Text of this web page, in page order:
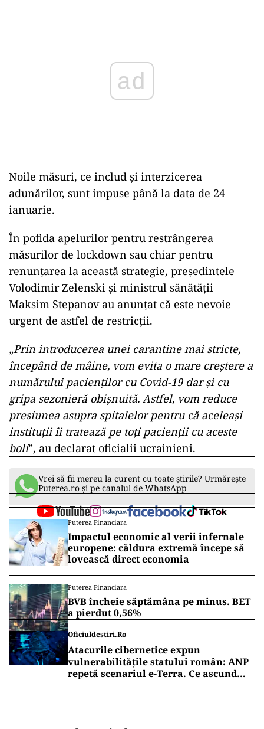
Noile măsuri, ce includ şi interzicerea
adunărilor, sunt impuse până la data de 24
ianuarie.
În pofida apelurilor pentru restrângerea
măsurilor de lockdown sau chiar pentru
renunţarea la această strategie, preşedintele
Volodimir Zelenski şi ministrul sănătăţii
Maksim Stepanov au anunţat că este nevoie
urgent de astfel de restricţii.
„Prin introducerea unei carantine mai stricte,
începând de mâine, vom evita o mare creştere a
numărului pacienţilor cu Covid-19 dar şi cu
gripa sezonieră obişnuită. Astfel, vom reduce
presiunea asupra spitalelor pentru că aceleaşi
instituţii îi tratează pe toţi pacienţii cu aceste
boli”, au declarat oficialii ucrainieni.
Vrei să fii mereu la curent cu toate știrile? Urmărește
Puterea.ro și pe canalul de WhatsApp
Puterea Financiara
Impactul economic al verii infernale
europene: căldura extremă începe să
lovească direct economia
Puterea Financiara
BVB încheie săptămâna pe minus. BET
a pierdut 0,56%
Oficiuldestiri.ro
Atacurile cibernetice expun
vulnerabilitățile statului român: ANP
repetă scenariul e‑Terra. Ce ascund